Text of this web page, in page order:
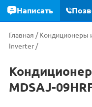
Главная /Кондиционеры
Inverter /
MDSAJ-
Написать